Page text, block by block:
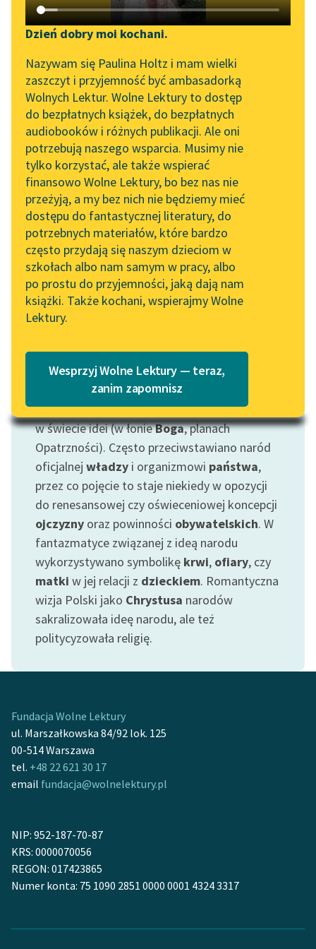
Katalog DAISY
Podkasty o książkach
Zgłoś brak utworu
Aktualności
„Prokurator Alicja Horn”
do słuchania
Byliśmy częścią AI Impact
Lab
Zapraszamy na spotkanie
online z tłumaczkami
literatury skandynawskiej
Spotkanie z Katarzyną
Tunkiel w Oslo
102. lata temu zmarł
Joseph Conrad
Lektury szkolne i klasyka
literatury do słuchania dla
uczennic i uczniów z
niepełnosprawnościami
E-kolekcja lektur
szkolnych i literatury do
słuchania dla uczennic i
uczniów z
niepełnosprawnościami
Feministyczne inspiracje.
Popularyzacja
skandynawskiej literatury
feministycznej
Ręce pełne poezji
Kolekcje edukacyjne
lektur szkolnych oraz
Starego Testamentu
Odkurzamy bohaterów
Szkoła Poezji Wolnych
Narzędzia
Mapa Wolnych Lektur
Leśmianator
Przewodnik dla piszących i
czytających
API
OAI-PMH
Widget Wolnych Lektur
Przypisy
Katalog w formacie PDF
O nas
Kontakt
Zespół
Dzień dobry moi kochani.
Nazywam się Paulina Holtz i mam wielki
zaszczyt i przyjemność być ambasadorką
Wolnych Lektur. Wolne Lektury to dostęp
do bezpłatnych książek, do bezpłatnych
audiobooków i różnych publikacji. Ale oni
potrzebują naszego wsparcia. Musimy nie
tylko korzystać, ale także wspierać
finansowo Wolne Lektury, bo bez nas nie
przeżyją, a my bez nich nie będziemy mieć
dostępu do fantastycznej literatury, do
potrzebnych materiałów, które bardzo
często przydają się naszym dzieciom w
szkołach albo nam samym w pracy, albo
po prostu do przyjemności, jaką dają nam
książki. Także kochani, wspierajmy Wolne
Lektury.
Wesprzyj Wolne Lektury — teraz,
zanim zapomnisz
Honoré de Balzac
Starożytności
Policzcie, iż w czasie
zamieszek niejeden z
d'Esgrignonów dał
gardło. Frankońska
krew przechowała się...
Czytaj więcej
Motyw: Naród
jest naród i jakie sąobowiązkijego członków
znajdziemy zapewne w polskiej literaturze
epoki romantyzmu, ponieważ w tym okresie
pojęcie to było definiowane jako zakorzenione
w świecie idei (w łonieBoga, planach
Opatrzności). Często przeciwstawiano naród
oficjalnej władzy i organizmowi państwa,
przez co pojęcie to staje niekiedy w opozycji
do renesansowej czy oświeceniowej koncepcji
ojczyzny oraz powinności obywatelskich. W
fantazmatyce związanej z ideą narodu
wykorzystywano symbolikę krwi, ofiary, czy
matki w jej relacji z dzieckiem. Romantyczna
wizja Polski jako Chrystusa narodów
sakralizowała ideę narodu, ale też
politycyzowała religię.
Fundacja Wolne Lektury
ul. Marszałkowska 84/92 lok. 125
00-514 Warszawa
tel. +48 22 621 30 17
email fundacja@wolnelektury.pl
NIP: 952-187-70-87
KRS: 0000070056
REGON: 017423865
Numer konta: 75 1090 2851 0000 0001 4324 3317